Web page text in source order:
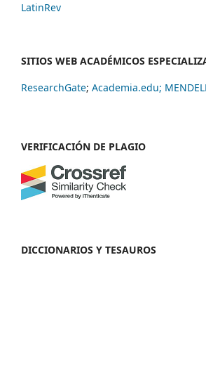
LatinRev
SITIOS WEB ACADÉMICOS
ResearchGate; Academia.edu;
VERIFICACIÓN DE PLAGIO
DICCIONARIOS Y TESAUROS